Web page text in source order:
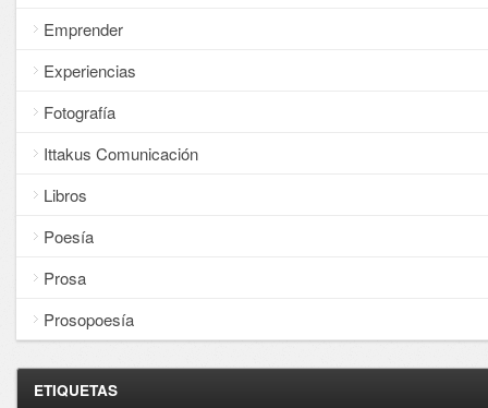
Emprender
Experiencias
Fotografía
Ittakus Comunicación
Libros
Poesía
Prosa
Prosopoesía
ETIQUETAS